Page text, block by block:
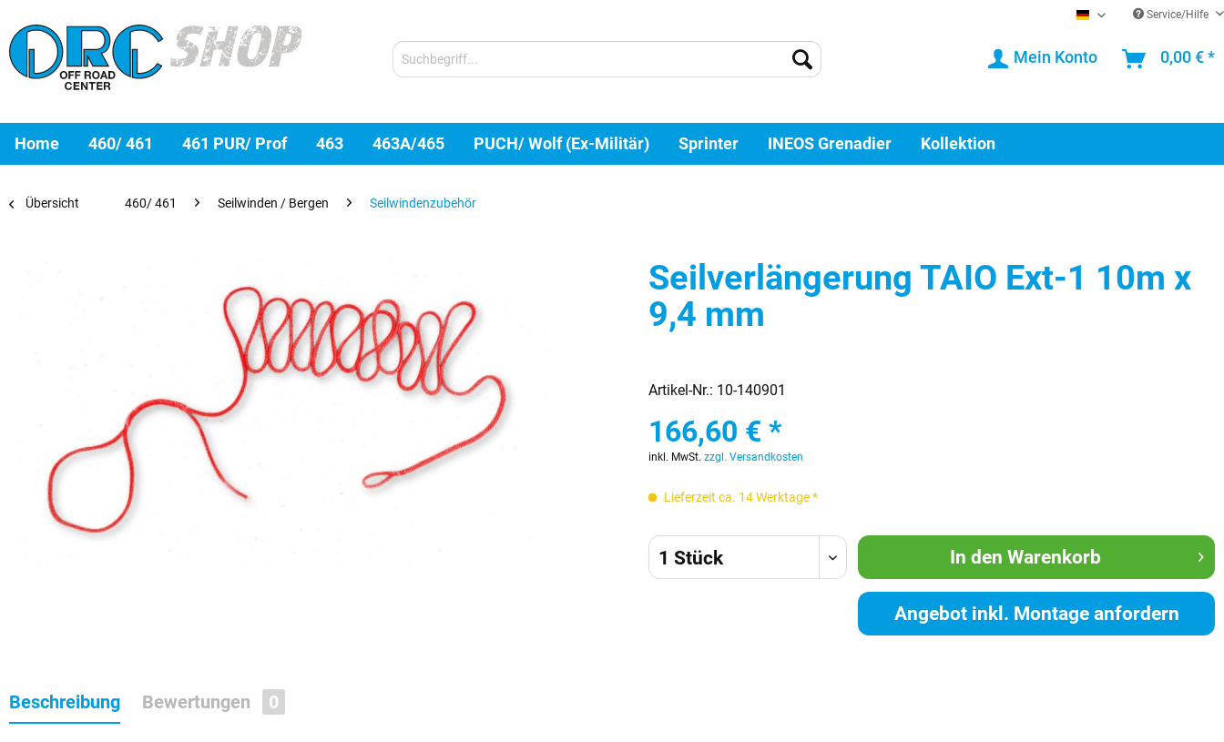
DE Service/Hilfe
Mein Konto 0,00 € *
Home 460/ 461 461 PUR/ Prof 463 463A/465 PUCH/ Wolf (Ex-Militär) Sprinter INEOS Grenadier Kollektion
Übersicht 460/ 461 Seilwinden / Bergen Seilwindenzubehör
Seilverlängerung TAIO Ext-1 10m x
9,4 mm
Artikel-Nr.: 10-140901
166,60 € *
inkl. MwSt. zzgl. Versandkosten
Lieferzeit ca. 14 Werktage *
In den Warenkorb
Angebot inkl. Montage anfordern
Beschreibung Bewertungen 0